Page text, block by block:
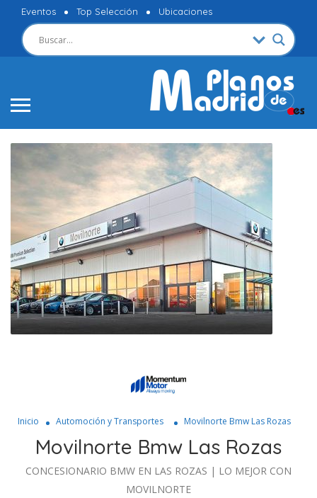
Eventos Top Selección Ubicaciones
Inicio Automoción y Transportes Movilnorte Bmw Las Rozas
Movilnorte Bmw Las Rozas
CONCESIONARIO BMW EN LAS ROZAS | LO MEJOR CON
MOVILNORTE